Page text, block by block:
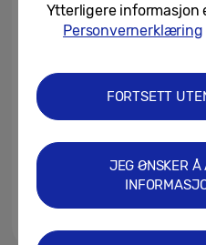
18/
Ytterligere informasjon
Personvernerklæring
FORTSETT
JEG ØNSKER Å